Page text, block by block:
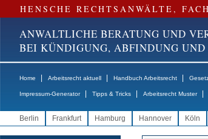
HENSCHE RECHTSANWÄLTE,
ANWALTLICHE BERATUNG UND
BEI KÜNDIGUNG, ABFINDUNG UND
Home Arbeitsrecht aktuell Handbuch Arbeitsrecht
Impressum-Generator Tipps & Tricks Arbeitsrecht Muster
Berlin Frankfurt Hamburg Hannover Köln